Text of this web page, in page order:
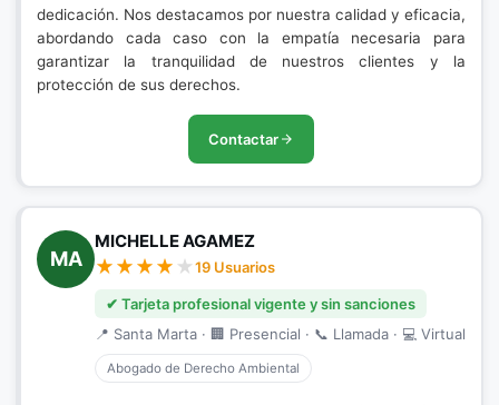
dedicación. Nos destacamos por nuestra calidad y eficacia,
abordando cada caso con la empatía necesaria para
garantizar la tranquilidad de nuestros clientes y la
protección de sus derechos.
Contactar
MA
MICHELLE AGAMEZ
19 Usuarios
✔ Tarjeta profesional vigente y sin sanciones
📍 Santa Marta · 🏢 Presencial · 📞 Llamada · 💻 Virtual
Abogado de Derecho Ambiental